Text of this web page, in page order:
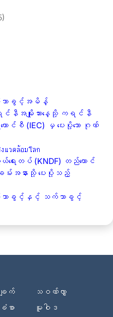
းသာခွင့်အမိန့်
နီအမျိုးသားနေ့သို့ ကရင်နီ
ကောင်စီ (IEC) မှ ပေးပို့သော ဂုဏ်
แวดล้อมโลก
ယ်ရေးတပ် (KNDF) တည်ထောင်
းအနားသို့ ပေးပို့သည့်
းသာခွင့်နှင့် သက်သာခွင့်
ျက်
သဝဏ်လွှာ
ာ မူဝါဒ